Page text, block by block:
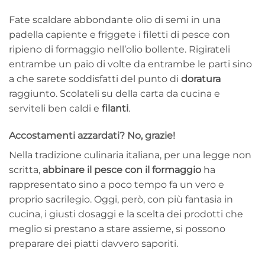
Fate scaldare abbondante olio di semi in una
padella capiente e friggete i filetti di pesce con
ripieno di formaggio nell’olio bollente. Rigirateli
entrambe un paio di volte da entrambe le parti sino
a che sarete soddisfatti del punto di doratura
raggiunto. Scolateli su della carta da cucina e
serviteli ben caldi e filanti.
Accostamenti azzardati? No, grazie!
Nella tradizione culinaria italiana, per una legge non
scritta, abbinare il pesce con il formaggio ha
rappresentato sino a poco tempo fa un vero e
proprio sacrilegio. Oggi, però, con più fantasia in
cucina, i giusti dosaggi e la scelta dei prodotti che
meglio si prestano a stare assieme, si possono
preparare dei piatti davvero saporiti.